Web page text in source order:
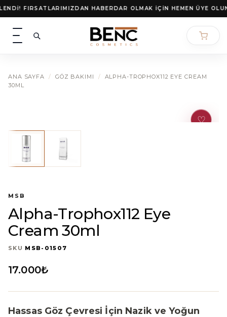
İçeriğe geç
FIRSATLARIMIZDAN HABERDAR OLMAK İÇİN HEMEN ÜYE OLUN!
ANA SAYFA / GÖZ BAKIMI /
ALPHA-TROPHOX112 EYE CREAM
30ML
♡
MSB
Alpha-Trophox112 Eye
Cream 30ml
SKU MSB-01507
17.000₺
Hassas Göz Çevresi İçin Nazik ve Yoğun